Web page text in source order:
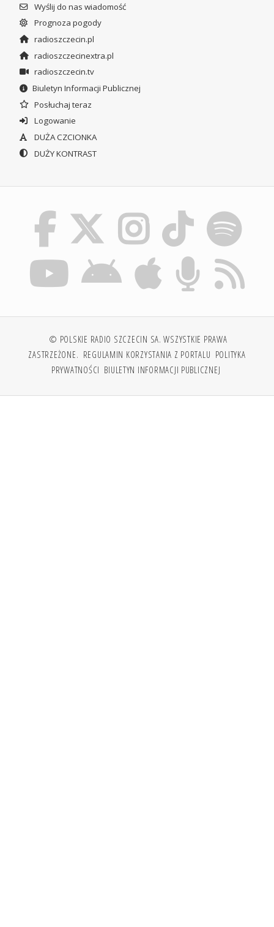
Wyślij do nas wiadomość
Prognoza pogody
radioszczecin.pl
radioszczecinextra.pl
radioszczecin.tv
Biuletyn Informacji Publicznej
Posłuchaj teraz
Logowanie
DUŻA CZCIONKA
DUŻY KONTRAST
© POLSKIE RADIO SZCZECIN SA. WSZYSTKIE PRAWA
ZASTRZEŻONE. REGULAMIN KORZYSTANIA Z PORTALU POLITYKA
PRYWATNOŚCI BIULETYN INFORMACJI PUBLICZNEJ